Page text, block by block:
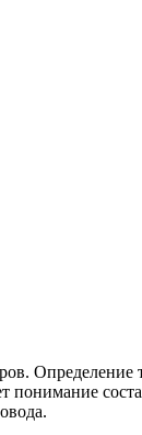
Определение
понимание